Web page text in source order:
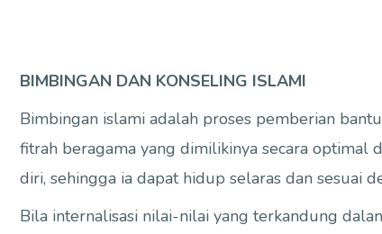
BIMBINGAN DAN KONSELING ISLAMI
Bimbingan islami adalah proses pemberian
fitrah beragama yang dimilikinya secara optimal
diri, sehingga ia dapat hidup selaras dan sesuai
Bila internalisasi nilai-nilai yang terkandung